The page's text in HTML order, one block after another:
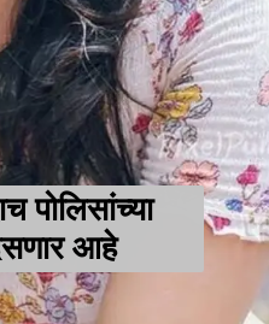
पोलिसांच्या
आहे